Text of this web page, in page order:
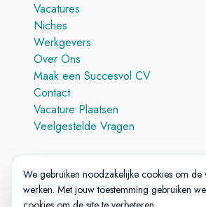
Vacatures
Niches
Werkgevers
Over Ons
Maak een Succesvol CV
Contact
Vacature Plaatsen
Veelgestelde Vragen
Algemene Voorwaarden
Privacy & Cookie
We gebruiken noodzakelijke cookies om de
werken. Met jouw toestemming gebruiken